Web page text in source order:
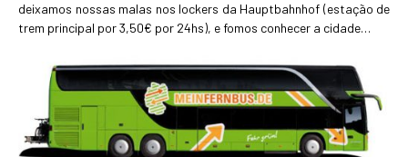
deixamos nossas malas nos lockers da Hauptbahnhof (estação de
trem principal por 3,50€ por 24hs), e fomos conhecer a cidade…